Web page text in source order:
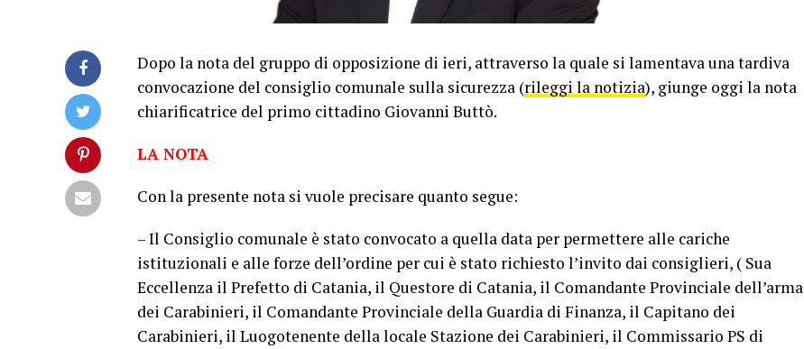
Dopo la nota del gruppo di opposizione di ieri, attraverso la quale si lamentava una tardiva
convocazione del consiglio comunale sulla sicurezza (rileggi la notizia), giunge oggi la nota
chiarificatrice del primo cittadino Giovanni Buttò.
LA NOTA
Con la presente nota si vuole precisare quanto segue:
– Il Consiglio comunale è stato convocato a quella data per permettere alle cariche
istituzionali e alle forze dell’ordine per cui è stato richiesto l’invito dai consiglieri, ( Sua
Eccellenza il Prefetto di Catania, il Questore di Catania, il Comandante Provinciale dell’arma
dei Carabinieri, il Comandante Provinciale della Guardia di Finanza, il Capitano dei
Carabinieri, il Luogotenente della locale Stazione dei Carabinieri, il Commissario PS di